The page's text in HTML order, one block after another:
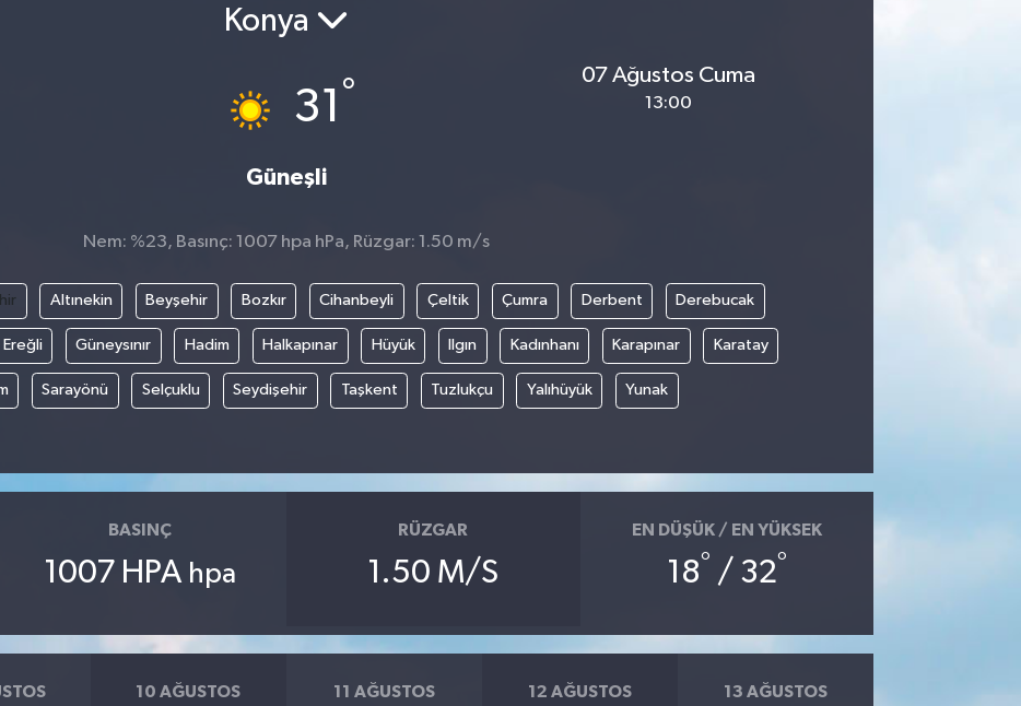
Konya
31 °
Güneşli
07 Ağustos Cuma
13:00
Nem: %23, Basınç: 1007 hpa hPa, Rüzgar: 1.50 m/s
Altınekin Beyşehir Bozkır Cihanbeyli Çeltik Çumra Derbent Derebucak
Ereğli Güneysınır Hadim Halkapınar Hüyük Ilgın Kadınhanı Karapınar Karatay
Sarayönü Selçuklu Seydişehir Taşkent Tuzlukçu Yalıhüyük Yunak
BASINÇ
1007 HPA hpa
RÜZGAR
1.50 M/S
EN DÜŞÜK / EN YÜKSEK
18° / 32°
10 AĞUSTOS 11 AĞUSTOS 12 AĞUSTOS 13 AĞUSTOS